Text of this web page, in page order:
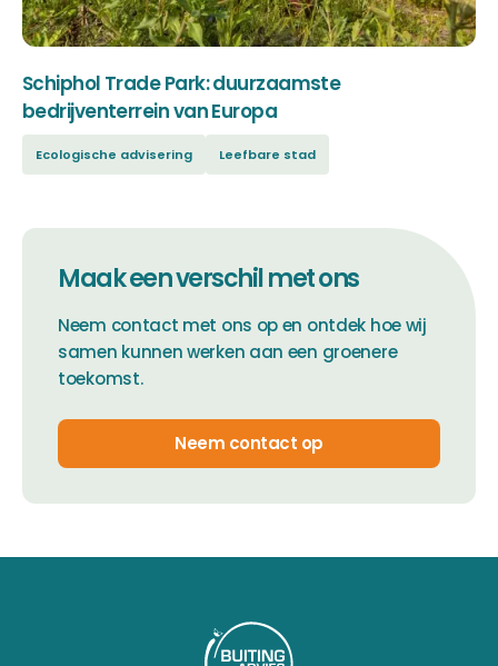
Schiphol Trade Park: duurzaamste
bedrijventerrein van Europa
Ecologische advisering Leefbare stad
Maak een verschil met ons
Neem contact met ons op en ontdek hoe wij
samen kunnen werken aan een groenere
toekomst.
Neem contact op